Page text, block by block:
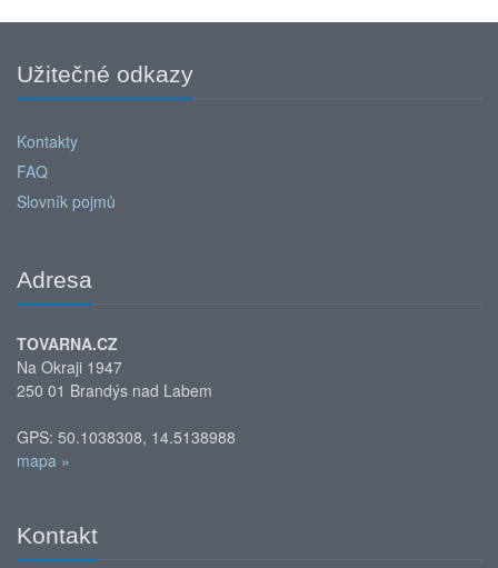
Užitečné odkazy
Kontakty
FAQ
Slovník pojmů
Adresa
TOVARNA.CZ
Na Okraji 1947
250 01 Brandýs nad Labem
GPS: 50.1038308, 14.5138988
mapa »
Kontakt